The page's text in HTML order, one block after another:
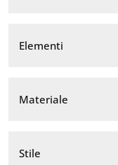
Elementi
Materiale
Stile